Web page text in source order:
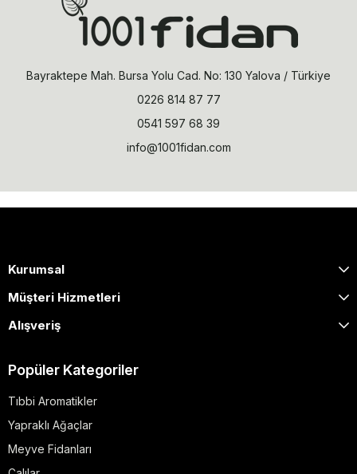
Bayraktepe Mah. Bursa Yolu Cad. No: 130 Yalova / Türkiye
0226 814 87 77
0541 597 68 39
info@1001fidan.com
Kurumsal
Müşteri Hizmetleri
Alışveriş
Popüler Kategoriler
Tıbbi Aromatikler
Yapraklı Ağaçlar
Meyve Fidanları